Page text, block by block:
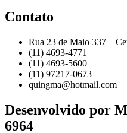
Contato
Rua 23 de Maio 337 –
(11) 4693-4771
(11) 4693-5600
(11) 97217-0673
quingma@hotmail.com
Desenvolvido por
6964